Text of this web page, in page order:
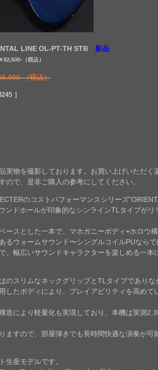
LINE OL-PT-TH STB 新品
82,500-（税込）
（税込）
］
実物を撮影しております。お買い上げいただく
ので、是非ご購入の参考にしてください。
のコストパフォーマンスシリーズ
ウンドホールが印象的なシンラインTLタイプがリ
ースとした一本で、マホガニーボディ+ホロウ
るウォームサウンド〜シングルコイルPUならで
、幅広いサウンドキャラクターを楽しめる一本
のスリムなネックグリップとTLタイプでありな
したボディにより、プレイアビリティを高めて
造により軽量化も実現しており、本機は実測
ますので、部屋弾きでも長時間快適な演奏が可
生産モデルです。